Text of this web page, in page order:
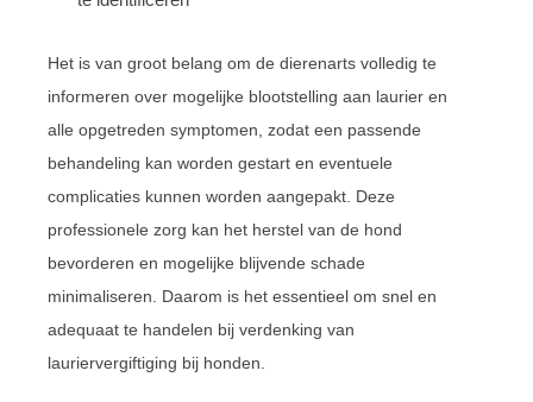
Het is van groot belang om de dierenarts volledig te
informeren over mogelijke blootstelling aan laurier en
alle opgetreden symptomen, zodat een passende
behandeling kan worden gestart en eventuele
complicaties kunnen worden aangepakt. Deze
professionele zorg kan het herstel van de hond
bevorderen en mogelijke blijvende schade
minimaliseren. Daarom is het essentieel om snel en
adequaat te handelen bij verdenking van
lauriervergiftiging bij honden.